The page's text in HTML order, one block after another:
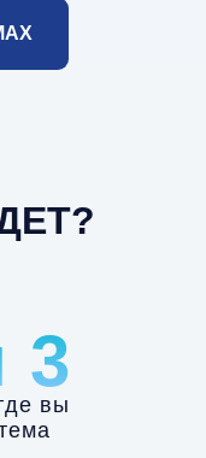
вы
3